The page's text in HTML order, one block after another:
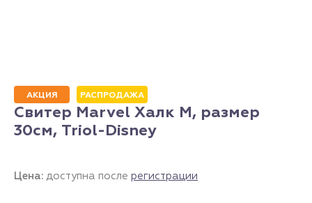
АКЦИЯ РАСПРОДАЖА
Свитер Marvel Халк M, размер
30см, Triol-Disney
Цена: доступна после регистрации